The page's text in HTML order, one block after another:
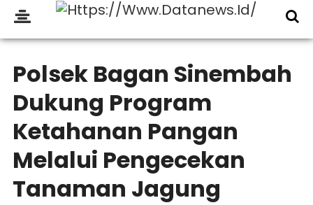
Polsek Bagan Sinembah
Dukung Program
Ketahanan Pangan
Melalui Pengecekan
Tanaman Jagung